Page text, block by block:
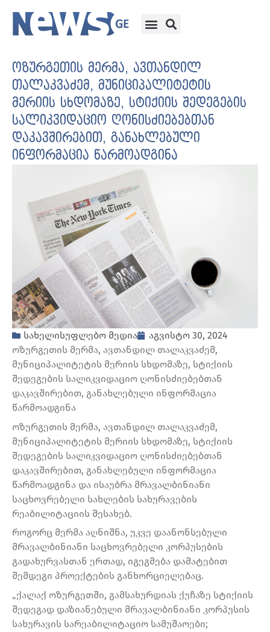
ოზურგეთის მერმა, ავთანდილ
თალაკვაძემ, მუნიციპალიტეტის
მერიის სხდომაზე, სტიქიის შედეგების
სალიკვიდაციო ღონისძიებებთან
დაკავშირებით, განახლებული
ინფორმაცია წარმოადგინა
სახელისუფლებო მედია
აგვისტო 30, 2024
ოზურგეთის მერმა, ავთანდილ თალაკვაძემ,
მუნიციპალიტეტის მერიის სხდომაზე, სტიქიის
შედეგების სალიკვიდაციო ღონისძიებებთან
დაკავშირებით, განახლებული ინფორმაცია
წარმოადგინა
ოზურგეთის მერმა, ავთანდილ თალაკვაძემ,
მუნიციპალიტეტის მერიის სხდომაზე, სტიქიის
შედეგების სალიკვიდაციო ღონისძიებებთან
დაკავშირებით, განახლებული ინფორმაცია
წარმოადგინა და ისაუბრა მრავალბინიანი
საცხოვრებელი სახლების სახურავების
რეაბილიტაციის შესახებ.
როგორც მერმა აღნიშნა, უკვე დაანონსებული
მრავალბინიანი საცხოვრებელი კორპუსების
გადახურვასთან ერთად, იგეგმება დამატებით
შემდეგი პროექტების განხორციელებაც.
„ქალაქ ოზურგეთში, გამსახურდიას ქუჩაზე სტიქიის
შედეგად დაზიანებული მრავალბინიანი კორპუსის
სახურავის სარეაბილიტაციო სამუშაოები;